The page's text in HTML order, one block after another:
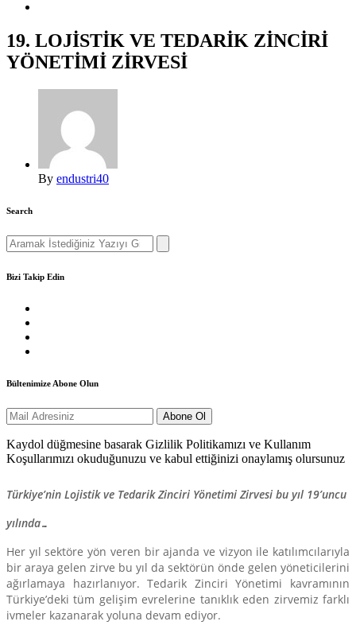
19. LOJİSTİK VE TEDARİK ZİNCİRİ
YÖNETİMİ ZİRVESİ
By endustri40
Search
Search
for:
Bizi Takip Edin
Bültenimize Abone Olun
Kaydol düğmesine basarak Gizlilik Politikamızı ve Kullanım
Koşullarımızı okuduğunuzu ve kabul ettiğinizi onaylamış olursunuz
Türkiye’nin Lojistik ve Tedarik Zinciri Yönetimi Zirvesi bu yıl 19’uncu
yılında…
Her yıl sektöre yön veren bir ajanda ve vizyon ile katılımcılarıyla
bir araya gelen zirve bu yıl da sektörün önde gelen yöneticilerini
ağırlamaya hazırlanıyor. Tedarik Zinciri Yönetimi kavramının
Türkiye’deki tüm gelişim evrelerine tanıklık eden zirvemiz farklı
ivmeler kazanarak yoluna devam ediyor.